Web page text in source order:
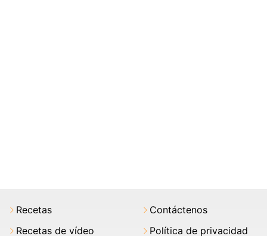
Recetas
Recetas de vídeo
Contáctenos
Política de privacidad